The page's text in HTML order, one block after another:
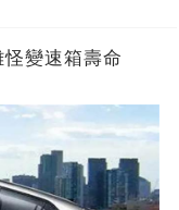
變速箱壽命